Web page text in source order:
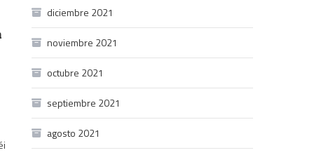
diciembre 2021
noviembre 2021
octubre 2021
septiembre 2021
agosto 2021